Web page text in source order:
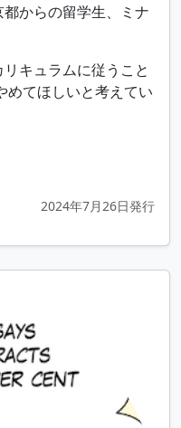
からの留学生、ミナ
キュラムに従うこと
めてほしいと考えてい
2024年7月26日発行